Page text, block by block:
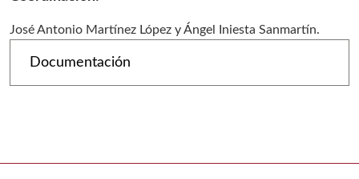
José Antonio Martínez López y Ángel Iniesta Sanmartín.
Documentación